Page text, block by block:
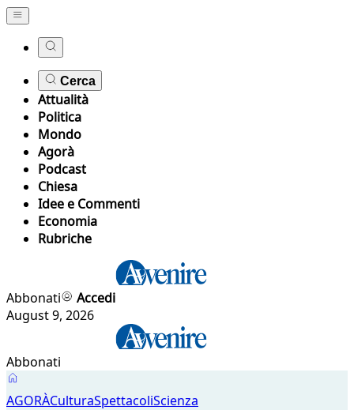
Cerca
Attualità
Politica
Mondo
Agorà
Podcast
Chiesa
Idee e Commenti
Economia
Rubriche
Abbonati
Accedi
August 9, 2026
Abbonati
Cultura
AGORÀCulturaSpettacoliScienza